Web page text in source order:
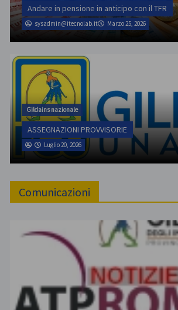
Andare in pensione in anticipo con il TFR
sysadmin@itecnolab.it Marzo 25, 2026
Gildains nazionale
ASSEGNAZIONI PROVVISORIE
Luglio 20, 2026
Comunicazioni